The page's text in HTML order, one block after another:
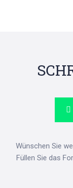
Wünschen Sie
Füllen Sie das